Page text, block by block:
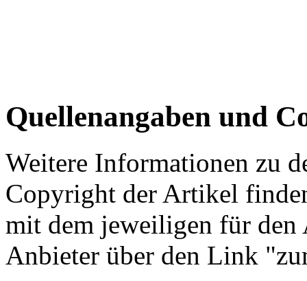
Quellenangaben und
Weitere Informationen zu
Copyright der Artikel
mit dem jeweiligen für
Anbieter über den Link